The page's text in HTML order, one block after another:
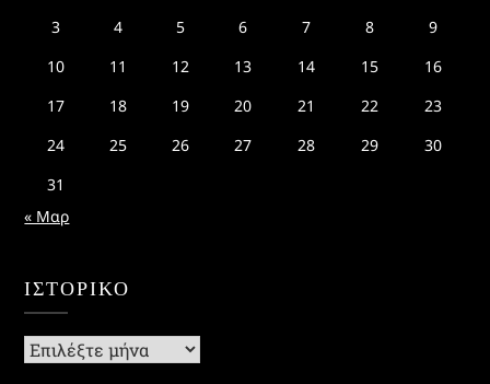
3
4 5 6 7 8
9
10
11 12 13 14 15
16
17
18 19 20 21 22
23
24
25 26 27 28 29
30
31
« Μαρ
ΙΣΤΟΡΙΚΌ
Ιστορικό